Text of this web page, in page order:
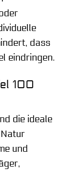
dass
eindringen.
100
die ideale
und